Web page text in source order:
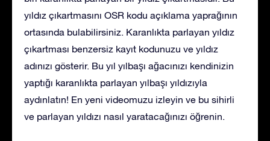
yıldız çıkartmasını OSR kodu açıklama yaprağının
ortasında bulabilirsiniz. Karanlıkta parlayan yıldız
çıkartması benzersiz kayıt kodunuzu ve yıldız
adınızı gösterir. Bu yıl yılbaşı ağacınızı kendinizin
yaptığı karanlıkta parlayan yılbaşı yıldızıyla
aydınlatın! En yeni videomuzu izleyin ve bu sihirli
ve parlayan yıldızı nasıl yaratacağınızı öğrenin.